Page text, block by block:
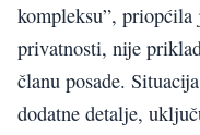
kompleksu”,
privatnosti, nije
članu posade.
dodatne detalje,